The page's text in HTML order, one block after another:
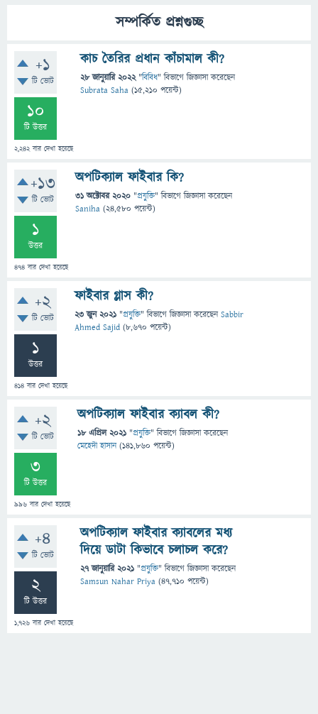
সম্পর্কিত প্রশ্নগুচ্ছ
+1
টি ভোট
10
টি উত্তর
2,242বার দেখা হয়েছে
কাচ তৈরির প্রধান কাঁচামাল কী?
28 জানুয়ারি 2022 "বিবিধ" বিভাগে জিজ্ঞাসাকরেছেন
Subrata Saha (15,210 পয়েন্ট)
+13
টি ভোট
1
উত্তর
474 বার দেখা হয়েছে
অপটিক্যাল ফাইবার কি?
31 অক্টোবর 2020 "প্রযুক্তি" বিভাগে জিজ্ঞাসাকরেছেন
Saniha (24,580 পয়েন্ট)
+2
টি ভোট
1
উত্তর
414 বার দেখা হয়েছে
ফাইবার গ্লাস কী?
23 জুন 2021 "প্রযুক্তি" বিভাগে জিজ্ঞাসাকরেছেনSabbir
Ahmed Sajid (8,670 পয়েন্ট)
+2
টি ভোট
3
টি উত্তর
996 বার দেখা হয়েছে
অপটিক্যাল ফাইবার ক্যাবল কী?
18 এপ্রিল 2021 "প্রযুক্তি" বিভাগে জিজ্ঞাসাকরেছেন
মেহেদী হাসান (141,860 পয়েন্ট)
+4
টি ভোট
2
টি উত্তর
1,726 বার দেখা হয়েছে
অপটিক্যাল ফাইবার ক্যাবলের মধ্য
দিয়ে ডাটা কিভাবে চলাচল করে?
27 জানুয়ারি 2021 "প্রযুক্তি" বিভাগে জিজ্ঞাসাকরেছেন
Samsun Nahar Priya (47,710 পয়েন্ট)